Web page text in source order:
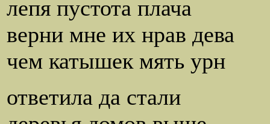
лепя пустота плача
верни мне их нрав дева
чем катышек мять урн
ответила да стали